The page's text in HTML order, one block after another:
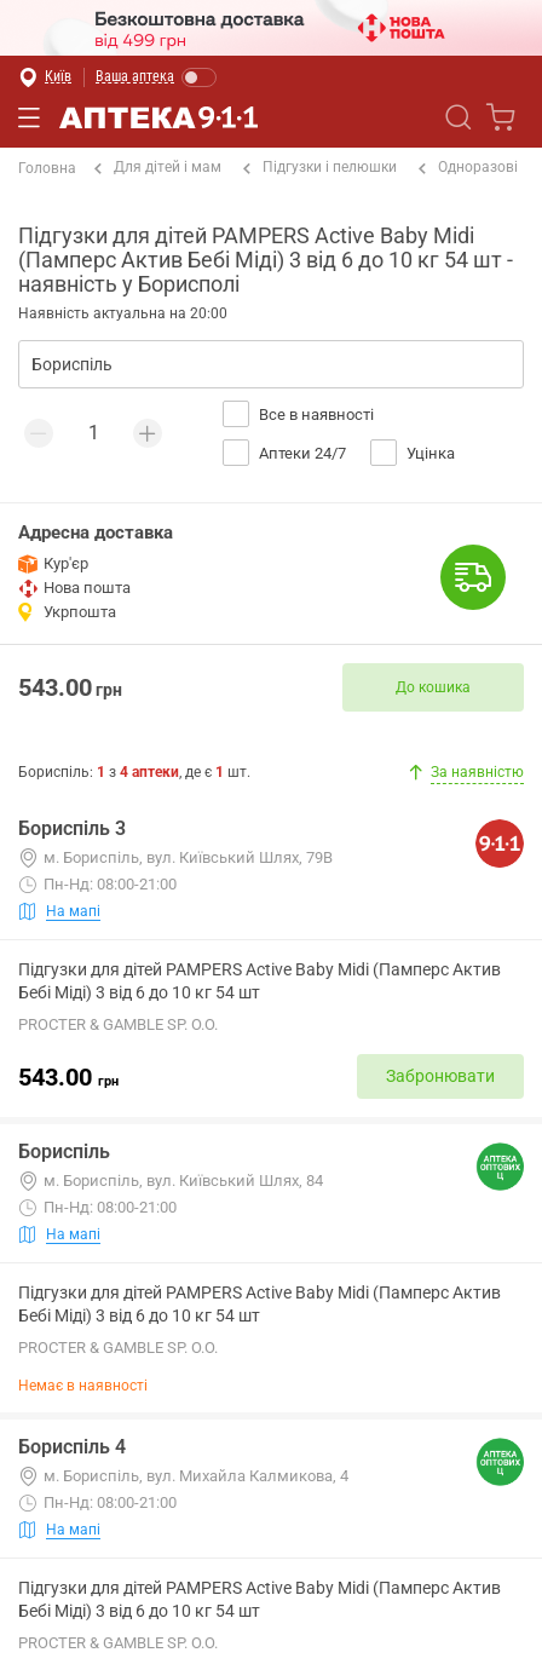
Київ Ваша аптека
Головна Для дітей і мам Підгузки і пелюшки Одноразові
Підгузки для дітей PAMPERS Active Baby Midi
(Памперс Актив Бебі Міді) 3 від 6 до 10 кг 54 шт -
наявність у Борисполі
Наявність актуальна на 20:00
Все в наявності
Аптеки 24/7 Уцінка
Адресна доставка
Кур'єр
Нова пошта
Укрпошта
543.00грн До кошика
Бориспіль: 1 з 4 аптеки, де є 1 шт. За наявністю
Бориспіль 3
м. Бориспіль, вул. Київський Шлях, 79В
Пн-Нд: 08:00-21:00
На мапі
Підгузки для дітей PAMPERS Active Baby Midi (Памперс Актив
Бебі Міді) 3 від 6 до 10 кг 54 шт
PROCTER & GAMBLE SP. O.O.
543.00 грн Забронювати
Бориспіль
м. Бориспіль, вул. Київський Шлях, 84
Пн-Нд: 08:00-21:00
На мапі
Підгузки для дітей PAMPERS Active Baby Midi (Памперс Актив
Бебі Міді) 3 від 6 до 10 кг 54 шт
PROCTER & GAMBLE SP. O.O.
Немає в наявності
Бориспіль 4
м. Бориспіль, вул. Михайла Калмикова, 4
Пн-Нд: 08:00-21:00
На мапі
Підгузки для дітей PAMPERS Active Baby Midi (Памперс Актив
Бебі Міді) 3 від 6 до 10 кг 54 шт
PROCTER & GAMBLE SP. O.O.